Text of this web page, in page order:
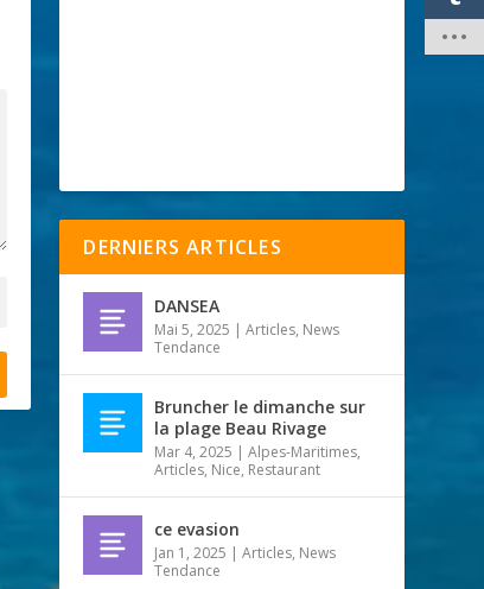
DERNIERS ARTICLES
DANSEA
Mai 5, 2025 |Articles, News
Tendance
Bruncher le dimanche sur
la plage Beau Rivage
Mar 4, 2025 |Alpes-Maritimes,
Articles, Nice, Restaurant
ce evasion
Jan 1, 2025 |Articles, News
Tendance